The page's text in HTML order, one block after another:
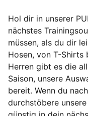
Hol dir in unserer
nächstes
müssen, als du dir
Hosen, von T-Shirts
Herren gibt es die
Saison, unsere
bereit. Wenn du
durchstöbere